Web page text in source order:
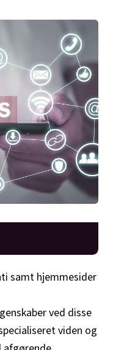
samt hjemmesider
ved disse
viden og